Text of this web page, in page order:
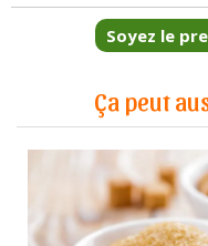
Soyez le
Ça peut